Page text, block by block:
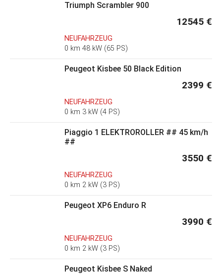
Triumph Scrambler 900
12545 €
NEUFAHRZEUG
0 km 48 kW (65 PS)
Peugeot Kisbee 50 Black Edition
2399 €
NEUFAHRZEUG
0 km 3 kW (4 PS)
Piaggio 1 ELEKTROROLLER ## 45 km/h
##
3550 €
NEUFAHRZEUG
0 km 2 kW (3 PS)
Peugeot XP6 Enduro R
3990 €
NEUFAHRZEUG
0 km 2 kW (3 PS)
Peugeot Kisbee S Naked